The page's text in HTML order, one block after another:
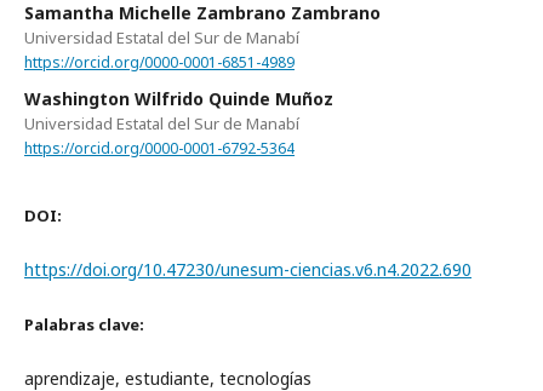
Samantha Michelle Zambrano Zambrano
Universidad Estatal del Sur de Manabí
https://orcid.org/0000-0001-6851-4989
Washington Wilfrido Quinde Muñoz
Universidad Estatal del Sur de Manabí
https://orcid.org/0000-0001-6792-5364
DOI:
https://doi.org/10.47230/unesum-ciencias.v6.n4.2022.690
Palabras clave:
aprendizaje, estudiante, tecnologías